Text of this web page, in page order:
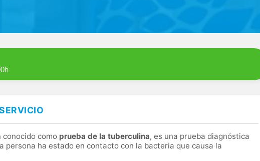
conocido como prueba de la tuberculina, es una prueba diagnóstica
persona ha estado en contacto con la bacteria que causa la